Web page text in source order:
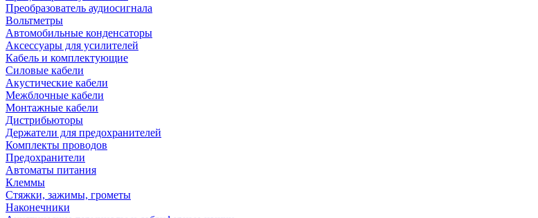
Преобразователь аудиосигнала
Вольтметры
Автомобильные конденсаторы
Аксессуары для усилителей
Кабель и комплектующие
Силовые кабели
Акустические кабели
Межблочные кабели
Монтажные кабели
Дистрибьюторы
Держатели для предохранителей
Комплекты проводов
Предохранители
Автоматы питания
Клеммы
Стяжки, зажимы, грометы
Наконечники